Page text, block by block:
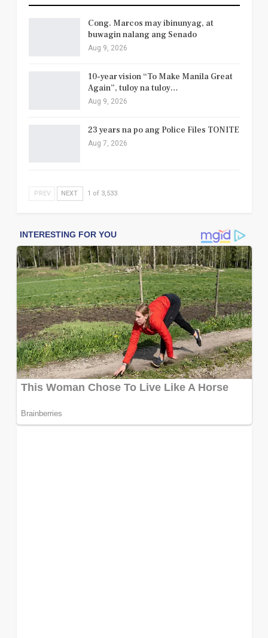
Cong. Marcos may ibinunyag, at
buwagin nalang ang Senado
Aug 9, 2026
10-year vision “To Make Manila Great
Again”, tuloy na tuloy…
Aug 9, 2026
23 years na po ang Police Files TONITE
Aug 7, 2026
PREV NEXT 1 of 3,533